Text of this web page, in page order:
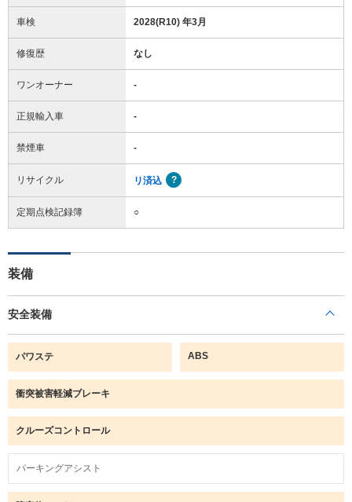
車検 2028(R10) 年3月
修復歴 なし
ワンオーナー -
正規輸入車 -
禁煙車 -
リサイクル リ済込
定期点検記録簿 ○
装備
安全装備
パワステ ABS
衝突被害軽減ブレーキ
クルーズコントロール
パーキングアシスト